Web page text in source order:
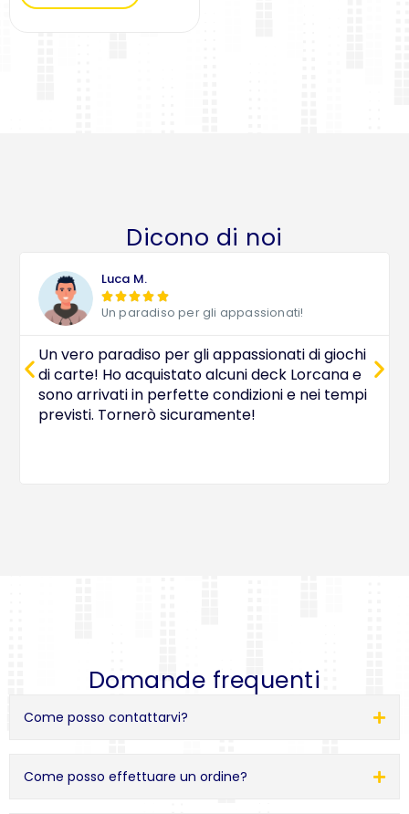
Dicono di noi
Luca M.
 
Un paradiso per gli appassionati!
Un vero paradiso per gli appassionati di giochi
di carte! Ho acquistato alcuni deck Lorcana e
sono arrivati in perfette condizioni e nei tempi
previsti. Tornerò sicuramente!
Domande frequenti
Come posso contattarvi?
Come posso effettuare un ordine?